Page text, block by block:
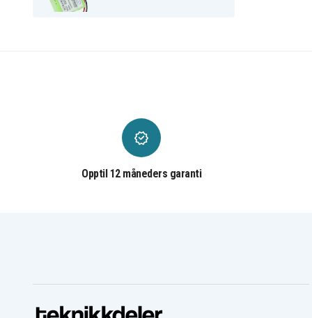
Opptil 12 måneders garanti